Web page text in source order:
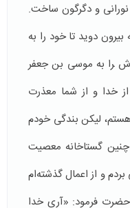
و دگرگون ساخت.
دوید تا خود را به
‍را به موسى بن جعفر
خدا و از شما معذرت
لیکن بندگى خودم
گستاخانه معصیت
و از اعمال گذشته‌ام
حضرت فرمود: «آرى خدا